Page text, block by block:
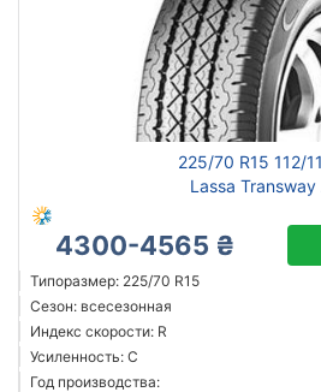
225/70 R15 112/
Lassa Transway
4300-4565 ₴
Типоразмер: 225/70 R15
Сезон: всесезонная
Индекс скорости: R
Усиленность: C
Год производства: